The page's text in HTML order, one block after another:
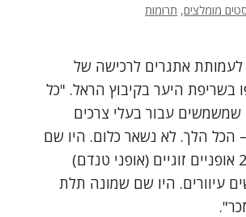
מומלצים, תרומות
אתגרים לרכישה של
בשריפת היער בקיבוץ הראל. "כל
שמשמשים עבור בעלי צרכים
– הכל הלך. לא נשאר כלום. היו שם
25 אופני יד ו-25 אופניים זוגיים (אופני טנדם)
עיוורים. היו שם שמונה תלת